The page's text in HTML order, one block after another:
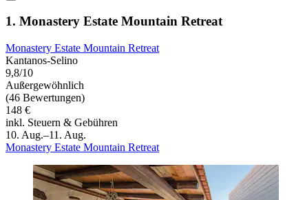
1. Monastery Estate Mountain Retreat
Monastery Estate Mountain Retreat
Kantanos-Selino
9,8/10
Außergewöhnlich
(46 Bewertungen)
148 €
inkl. Steuern & Gebühren
10. Aug.–11. Aug.
Monastery Estate Mountain Retreat